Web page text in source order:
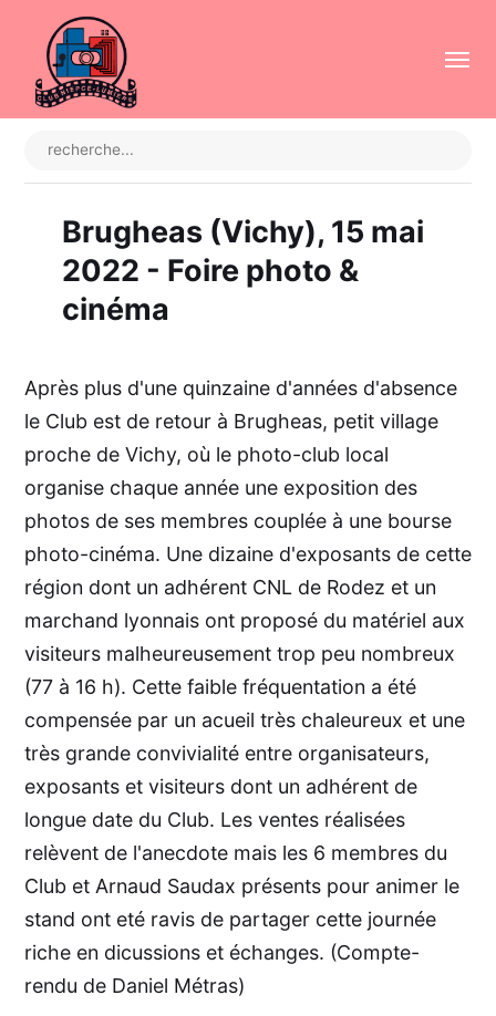
Brugheas (Vichy), 15 mai
2022 - Foire photo &
cinéma
Après plus d'une quinzaine d'années d'absence
le Club est de retour à Brugheas, petit village
proche de Vichy, où le photo-club local
organise chaque année une exposition des
photos de ses membres couplée à une bourse
photo-cinéma. Une dizaine d'exposants de cette
région dont un adhérent CNL de Rodez et un
marchand lyonnais ont proposé du matériel aux
visiteurs malheureusement trop peu nombreux
(77 à 16 h). Cette faible fréquentation a été
compensée par un acueil très chaleureux et une
très grande convivialité entre organisateurs,
exposants et visiteurs dont un adhérent de
longue date du Club. Les ventes réalisées
relèvent de l'anecdote mais les 6 membres du
Club et Arnaud Saudax présents pour animer le
stand ont eté ravis de partager cette journée
riche en dicussions et échanges. (Compte-
rendu de Daniel Métras)